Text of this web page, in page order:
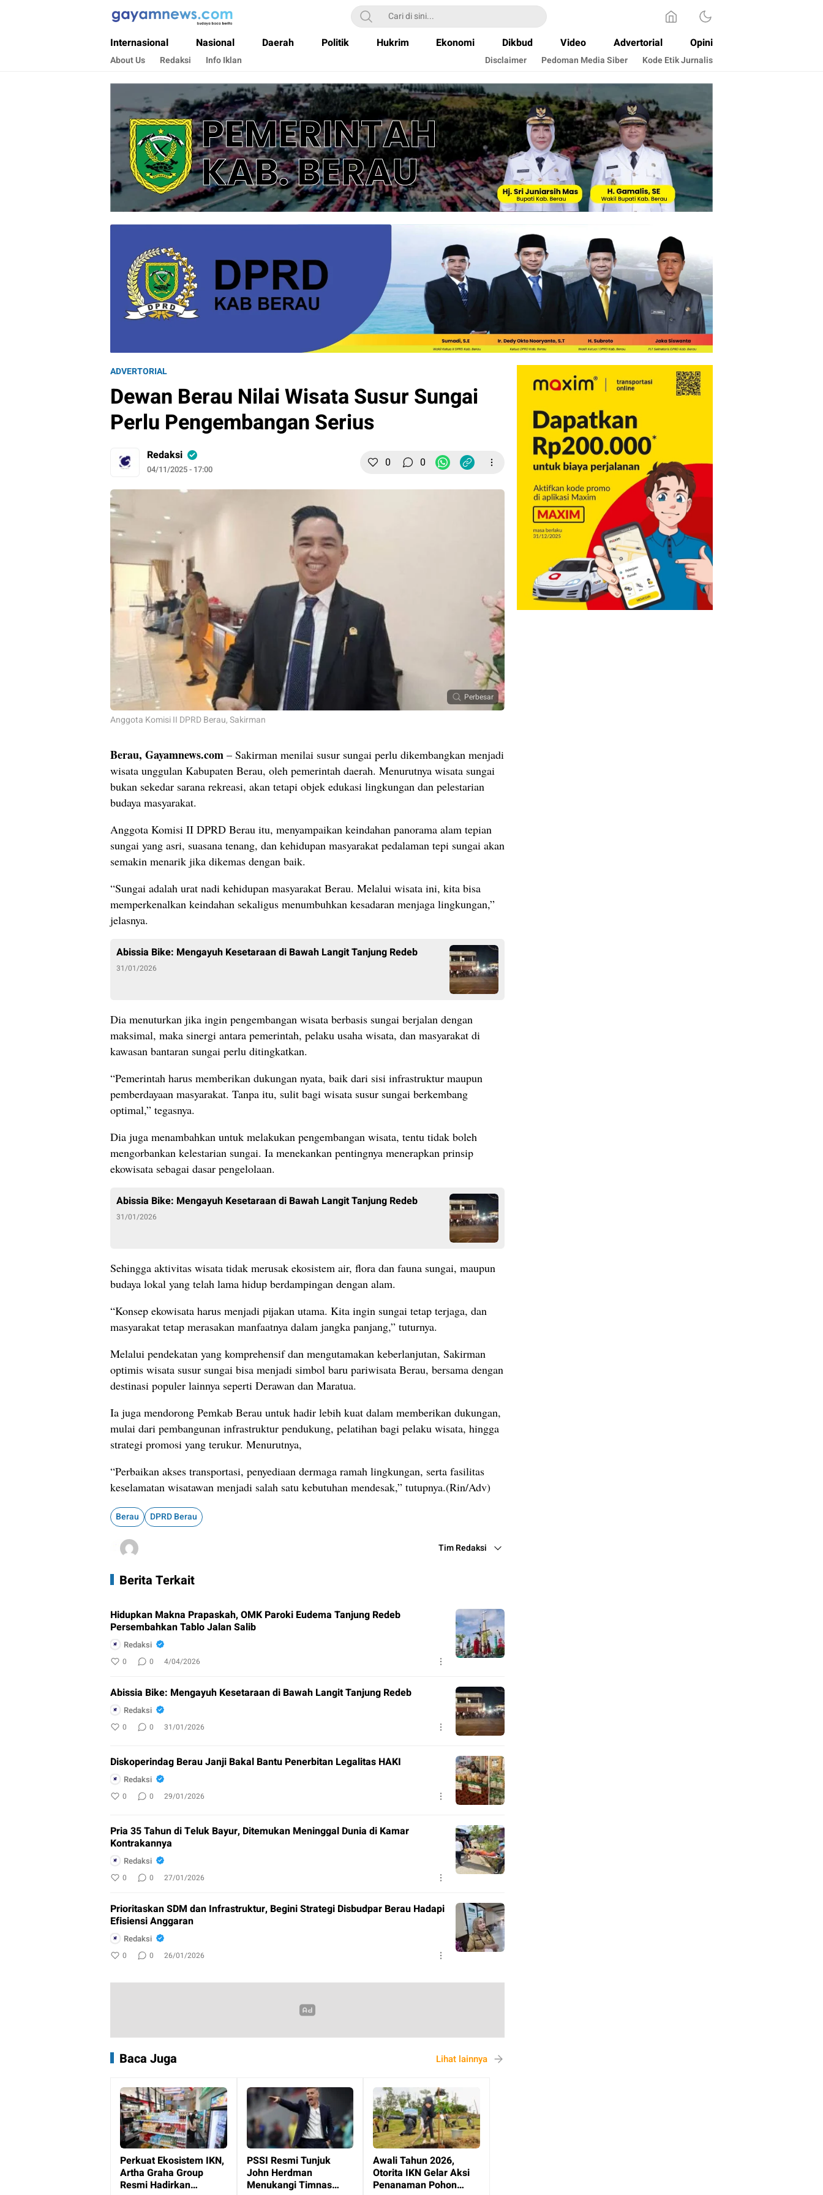
Gayamnews.com
Budaya Baca Berita
Internasional Nasional Daerah Politik Hukrim Ekonomi Dikbud Video Advertorial Opini
About Us Redaksi Info Iklan Disclaimer Pedoman Media Siber Kode Etik Jurnalis
ADVERTORIAL
Dewan Berau Nilai Wisata Susur Sungai
Perlu Pengembangan Serius
Redaksi
04/11/2025 - 17:00 0 0
Perbesar
Anggota Komisi II DPRD Berau, Sakirman
Berau, Gayamnews.com – Sakirman menilai susur sungai perlu dikembangkan menjadi
wisata unggulan Kabupaten Berau, oleh pemerintah daerah. Menurutnya wisata sungai
bukan sekedar sarana rekreasi, akan tetapi objek edukasi lingkungan dan pelestarian
budaya masyarakat.
Anggota Komisi II DPRD Berau itu, menyampaikan keindahan panorama alam tepian
sungai yang asri, suasana tenang, dan kehidupan masyarakat pedalaman tepi sungai akan
semakin menarik jika dikemas dengan baik.
“Sungai adalah urat nadi kehidupan masyarakat Berau. Melalui wisata ini, kita bisa
memperkenalkan keindahan sekaligus menumbuhkan kesadaran menjaga lingkungan,”
jelasnya.
Abissia Bike: Mengayuh Kesetaraan di Bawah Langit Tanjung Redeb
31/01/2026
Dia menuturkan jika ingin pengembangan wisata berbasis sungai berjalan dengan
maksimal, maka sinergi antara pemerintah, pelaku usaha wisata, dan masyarakat di
kawasan bantaran sungai perlu ditingkatkan.
“Pemerintah harus memberikan dukungan nyata, baik dari sisi infrastruktur maupun
pemberdayaan masyarakat. Tanpa itu, sulit bagi wisata susur sungai berkembang
optimal,” tegasnya.
Dia juga menambahkan untuk melakukan pengembangan wisata, tentu tidak boleh
mengorbankan kelestarian sungai. Ia menekankan pentingnya menerapkan prinsip
ekowisata sebagai dasar pengelolaan.
Abissia Bike: Mengayuh Kesetaraan di Bawah Langit Tanjung Redeb
31/01/2026
Sehingga aktivitas wisata tidak merusak ekosistem air, flora dan fauna sungai, maupun
budaya lokal yang telah lama hidup berdampingan dengan alam.
“Konsep ekowisata harus menjadi pijakan utama. Kita ingin sungai tetap terjaga, dan
masyarakat tetap merasakan manfaatnya dalam jangka panjang,” tuturnya.
Melalui pendekatan yang komprehensif dan mengutamakan keberlanjutan, Sakirman
optimis wisata susur sungai bisa menjadi simbol baru pariwisata Berau, bersama dengan
destinasi populer lainnya seperti Derawan dan Maratua.
Ia juga mendorong Pemkab Berau untuk hadir lebih kuat dalam memberikan dukungan,
mulai dari pembangunan infrastruktur pendukung, pelatihan bagi pelaku wisata, hingga
strategi promosi yang terukur. Menurutnya,
“Perbaikan akses transportasi, penyediaan dermaga ramah lingkungan, serta fasilitas
keselamatan wisatawan menjadi salah satu kebutuhan mendesak,” tutupnya.(Rin/Adv)
Berau DPRD Berau
Tim Redaksi
Berita Terkait
Hidupkan Makna Prapaskah, OMK Paroki Eudema Tanjung Redeb
Persembahkan Tablo Jalan Salib
Redaksi
0 0 4/04/2026
Abissia Bike: Mengayuh Kesetaraan di Bawah Langit Tanjung Redeb
Redaksi
0 0 31/01/2026
Diskoperindag Berau Janji Bakal Bantu Penerbitan Legalitas HAKI
Redaksi
0 0 29/01/2026
Pria 35 Tahun di Teluk Bayur, Ditemukan Meninggal Dunia di Kamar
Kontrakannya
Redaksi
0 0 27/01/2026
Prioritaskan SDM dan Infrastruktur, Begini Strategi Disbudpar Berau Hadapi
Efisiensi Anggaran
Redaksi
0 0 26/01/2026
Baca Juga Lihat lainnya
Perkuat Ekosistem IKN,
Artha Graha Group
Resmi Hadirkan
PSSI Resmi Tunjuk
John Herdman
Menukangi Timnas
Awali Tahun 2026,
Otorita IKN Gelar Aksi
Penanaman Pohon